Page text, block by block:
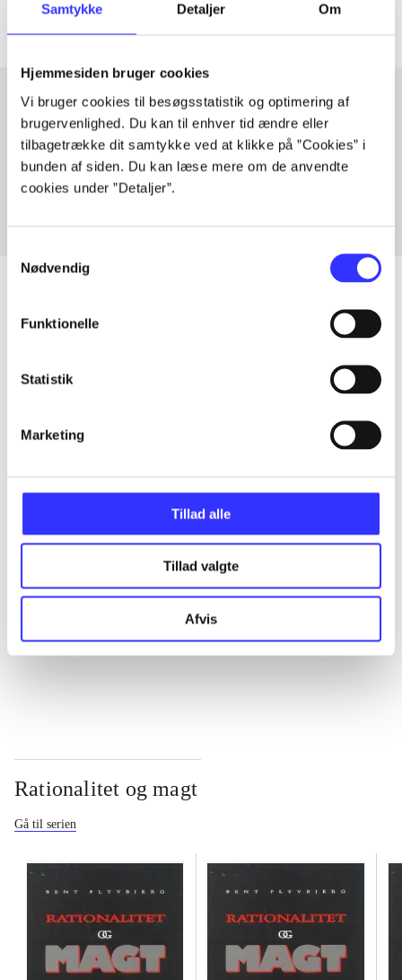
Samtykke Detaljer Om
Hjemmesiden bruger cookies
Vi bruger cookies til besøgsstatistik og optimering af
brugervenlighed. Du kan til enhver tid ændre eller
tilbagetrække dit samtykke ved at klikke på ”Cookies” i
bunden af siden. Du kan læse mere om de anvendte
cookies under ”Detaljer”.
Nødvendig
Funktionelle
Statistik
Marketing
Tillad alle
Tillad valgte
Afvis
Artikler med samme emner
Fra
...
...
Rationalitet og magt
Gå til serien